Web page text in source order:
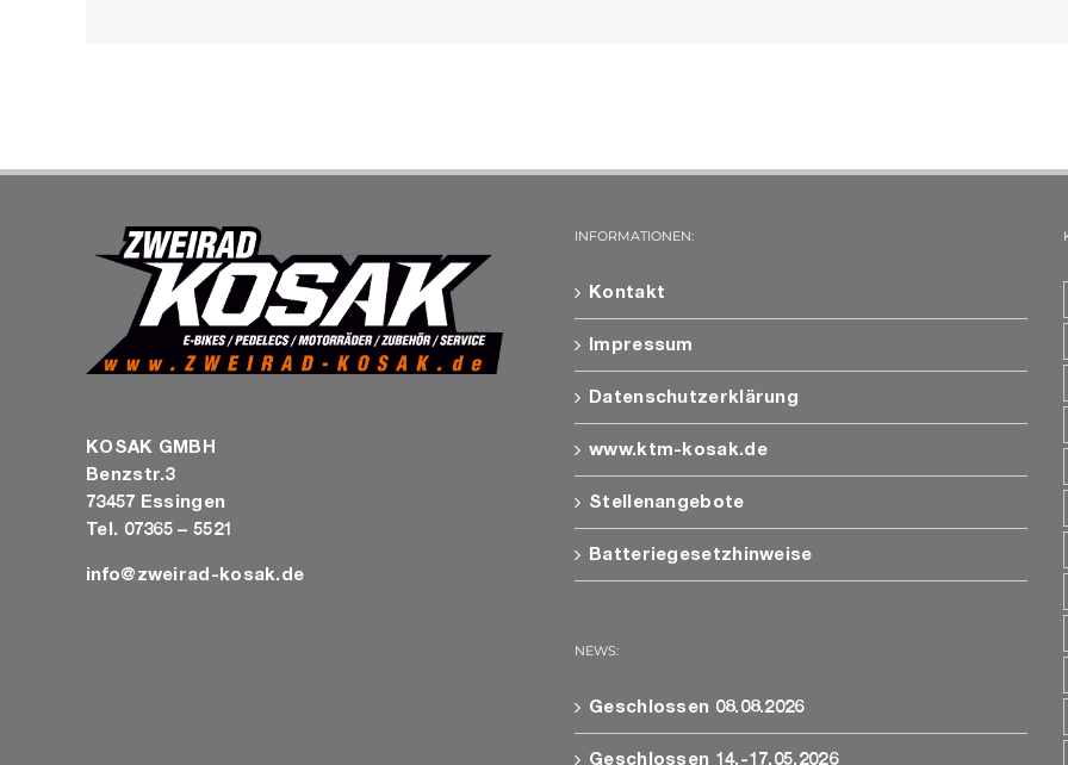
KOSAK GMBH
Benzstr.3
73457 Essingen
Tel. 07365 – 5521
info@zweirad-kosak.de
INFORMATIONEN:
Kontakt
Impressum
Datenschutzerklärung
www.ktm-kosak.de
Stellenangebote
Batteriegesetzhinweise
NEWS:
Geschlossen 08.08.2026
Geschlossen 14.-17.05.2026